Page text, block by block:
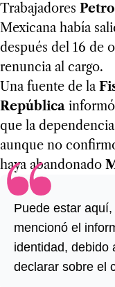
Trabajadores
Mexicana había
después del 16 de
renuncia al cargo.
Una fuente de la
República
que la
aunque no
haya abandonado
Puede estar
mencionó el
identidad, debido
declarar sobre el